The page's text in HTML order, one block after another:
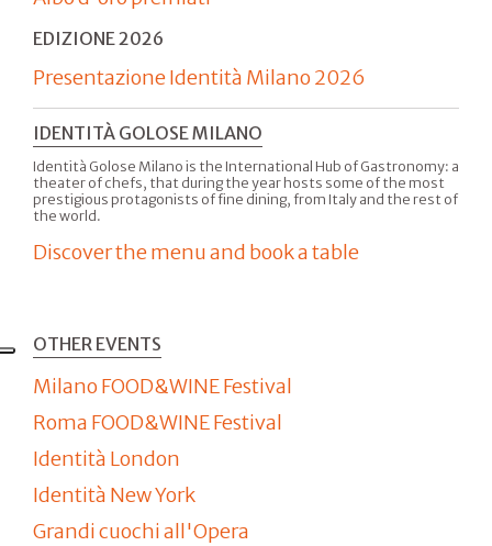
EDIZIONE 2026
Presentazione Identità Milano 2026
IDENTITÀ GOLOSE MILANO
Identità Golose Milano is the International Hub of Gastronomy: a
theater of chefs, that during the year hosts some of the most
prestigious protagonists of fine dining, from Italy and the rest of
the world.
Discover the menu and book a table
OTHER EVENTS
Milano FOOD&WINE Festival
Roma FOOD&WINE Festival
Identità London
Identità New York
Grandi cuochi all'Opera